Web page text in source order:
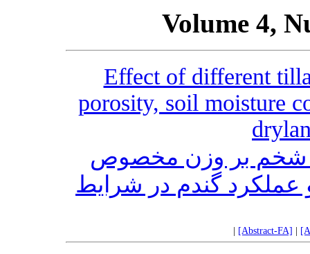
Volume 4,
Effect of different
porosity, soil moisture
شخم بر وزن مخصوص
گندم در شرایط
[Abstract-FA]